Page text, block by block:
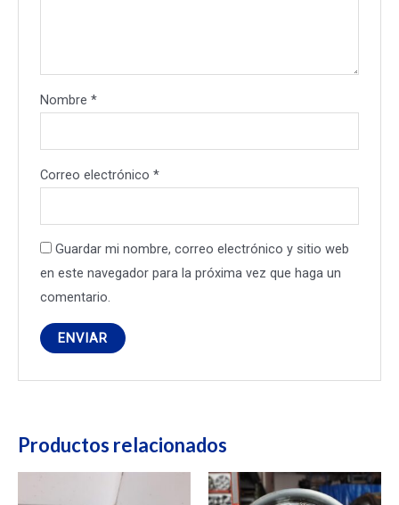
Nombre*
Correo electrónico*
Guardar mi nombre, correo electrónico y sitio web
en este navegador para la próxima vez que haga un
comentario.
Productos relacionados